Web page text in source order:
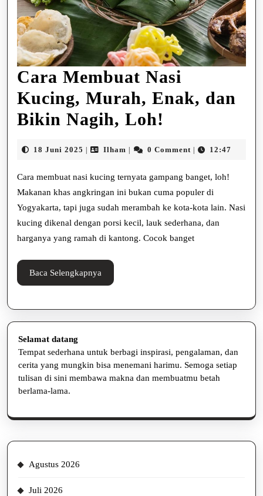
Cara Membuat Nasi
Kucing, Murah, Enak, dan
Bikin Nagih, Loh!
Kucing,
Murah,
Enak,
dan
Loh!
18 Juni 2025 18
Ilham Ilham0 Comment 12:47
Cara membuat nasi kucing ternyata gampang banget, loh!
Makanan khas angkringan ini bukan cuma populer di
Yogyakarta, tapi juga sudah merambah ke kota-kota lain. Nasi
kucing dikenal dengan porsi kecil, lauk sederhana, dan
harganya yang ramah di kantong. Cocok banget
Baca Selengkapnya
Selengkapnya
Selamat datang
Tempat sederhana untuk berbagi inspirasi, pengalaman, dan
cerita yang mungkin bisa menemani harimu. Semoga setiap
tulisan di sini membawa makna dan membuatmu betah
berlama-lama.
Agustus 2026
Juli 2026